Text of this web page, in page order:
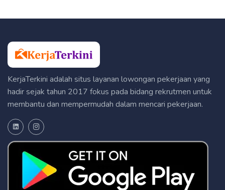
KerjaTerkini adalah situs layanan lowongan pekerjaan yang
hadir sejak tahun 2017 fokus pada bidang rekrutmen untuk
membantu dan mempermudah dalam mencari pekerjaan.